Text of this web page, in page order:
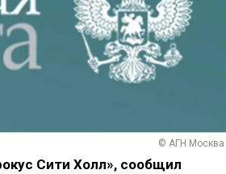
© АГН Москва
Сити Холл», сообщил